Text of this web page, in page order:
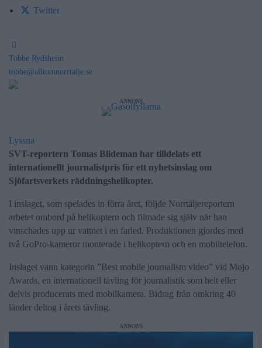
Twitter
Tobbe Rydsheim
tobbe@alltomnorrtalje.se
ANNONS
Lyssna
SVT-reportern Tomas Blideman har tilldelats ett
internationellt journalistpris för ett nyhetsinslag om
Sjöfartsverkets räddningshelikopter.
I inslaget, som spelades in förra året, följde Norrtäljereportern
arbetet ombord på helikoptern och filmade sig själv när han
vinschades upp ur vattnet i en farled. Produktionen gjordes med
två GoPro-kameror monterade i helikoptern och en mobiltelefon.
Inslaget vann kategorin ”Best mobile journalism video” vid Mojo
Awards, en internationell tävling för journalistik som helt eller
delvis producerats med mobilkamera. Bidrag från omkring 40
länder deltog i årets tävling.
ANNONS